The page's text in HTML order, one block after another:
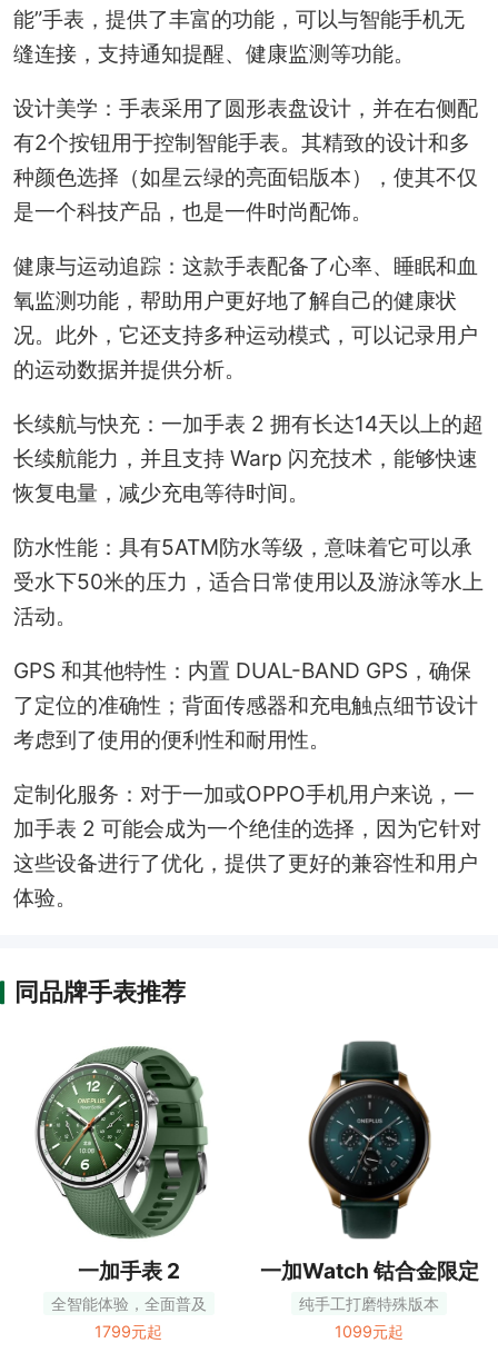
能”手表，提供了丰富的功能，可以与智能手机无
缝连接，支持通知提醒、健康监测等功能。
设计美学：手表采用了圆形表盘设计，并在右侧配
有2个按钮用于控制智能手表。其精致的设计和多
种颜色选择（如星云绿的亮面铝版本），使其不仅
是一个科技产品，也是一件时尚配饰。
健康与运动追踪：这款手表配备了心率、睡眠和血
氧监测功能，帮助用户更好地了解自己的健康状
况。此外，它还支持多种运动模式，可以记录用户
的运动数据并提供分析。
长续航与快充：一加手表 2 拥有长达14天以上的超
长续航能力，并且支持 Warp 闪充技术，能够快速
恢复电量，减少充电等待时间。
防水性能：具有5ATM防水等级，意味着它可以承
受水下50米的压力，适合日常使用以及游泳等水上
活动。
GPS 和其他特性：内置 DUAL-BAND GPS，确保
了定位的准确性；背面传感器和充电触点细节设计
考虑到了使用的便利性和耐用性。
定制化服务：对于一加或OPPO手机用户来说，一
加手表 2 可能会成为一个绝佳的选择，因为它针对
这些设备进行了优化，提供了更好的兼容性和用户
体验。
同品牌手表推荐
一加手表 2
全智能体验，全面普及
1799元起
一加Watch 钴合金限定
版
纯手工打磨特殊版本
1099元起